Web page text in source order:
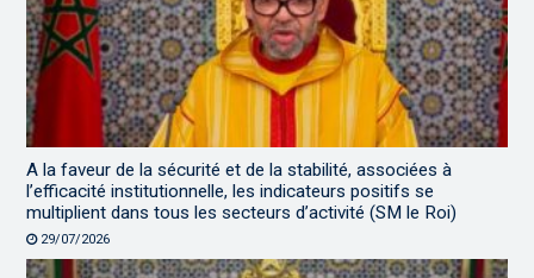
A la faveur de la sécurité et de la stabilité, associées à
l’efficacité institutionnelle, les indicateurs positifs se
multiplient dans tous les secteurs d’activité (SM le Roi)
29/07/2026